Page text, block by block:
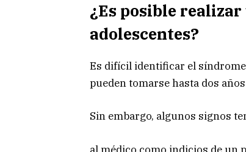
¿Es posible
adolescentes?
Es difícil identificar el
pueden tomarse hasta dos
Sin embargo, algunos signos
al médico como indicios de un